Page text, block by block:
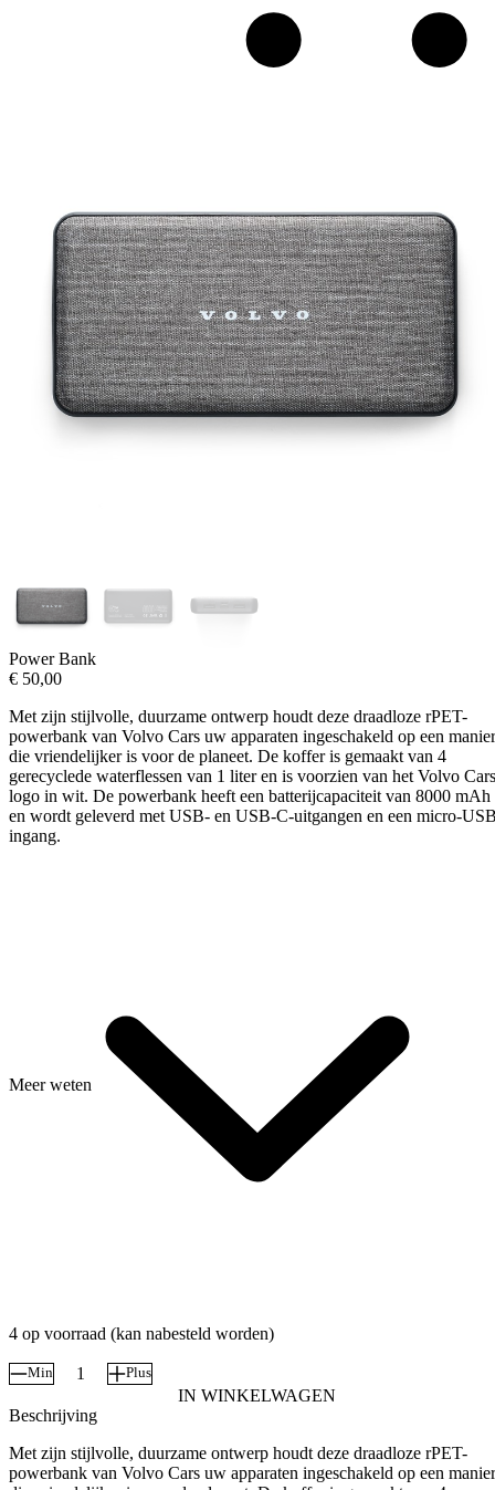
Power Bank
€ 50,00
Met zijn stijlvolle, duurzame ontwerp houdt deze draadloze rPET-
powerbank van Volvo Cars uw apparaten ingeschakeld op een manier
die vriendelijker is voor de planeet. De koffer is gemaakt van 4
gerecyclede waterflessen van 1 liter en is voorzien van het Volvo
logo in wit. De powerbank heeft een batterijcapaciteit van 8000 mAh
en wordt geleverd met USB- en USB-C-uitgangen en een micro-
ingang.
Meer weten
4 op voorraad (kan nabesteld worden)
Power
aantal
Plus
Min
IN WINKELWAGEN
Beschrijving
Met zijn stijlvolle, duurzame ontwerp houdt deze draadloze rPET-
powerbank van Volvo Cars uw apparaten ingeschakeld op een manier